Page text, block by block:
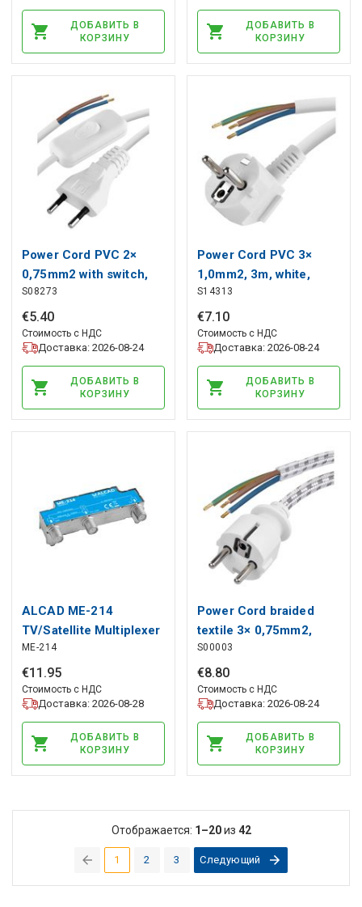
ДОБАВИТЬ В
КОРЗИНУ
ДОБАВИТЬ В
КОРЗИНУ
Power Cord PVC 2×
0,75mm2 with switch,
3m, white, EMOS
S08273
€5.40
Стоимость с НДС
Доставка: 2026-08-24
ДОБАВИТЬ В
КОРЗИНУ
Power Cord PVC 3×
1,0mm2, 3m, white,
EMOS
S14313
€7.10
Стоимость с НДС
Доставка: 2026-08-24
ДОБАВИТЬ В
КОРЗИНУ
ALCAD ME-214
TV/Satellite Multiplexer
ME-214
€11 .95
Стоимость с НДС
Доставка: 2026-08-28
ДОБАВИТЬ В
КОРЗИНУ
Power Cord braided
textile 3× 0,75mm2,
2,4m, EMOS
S00003
€8.80
Стоимость с НДС
Доставка: 2026-08-24
ДОБАВИТЬ В
КОРЗИНУ
1(current)
2 3 Следующий
Отображается: 1–20из 42